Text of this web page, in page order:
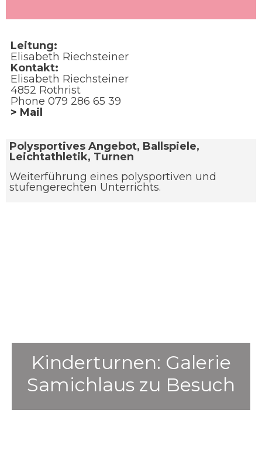
Leitung:
Elisabeth Riechsteiner
Kontakt:
Elisabeth Riechsteiner
4852 Rothrist
Phone 079 286 65 39
> Mail
Polysportives Angebot, Ballspiele,
Leichtathletik, Turnen
Weiterführung eines polysportiven und
stufengerechten Unterrichts.
Kinderturnen: Galerie
Samichlaus zu Besuch